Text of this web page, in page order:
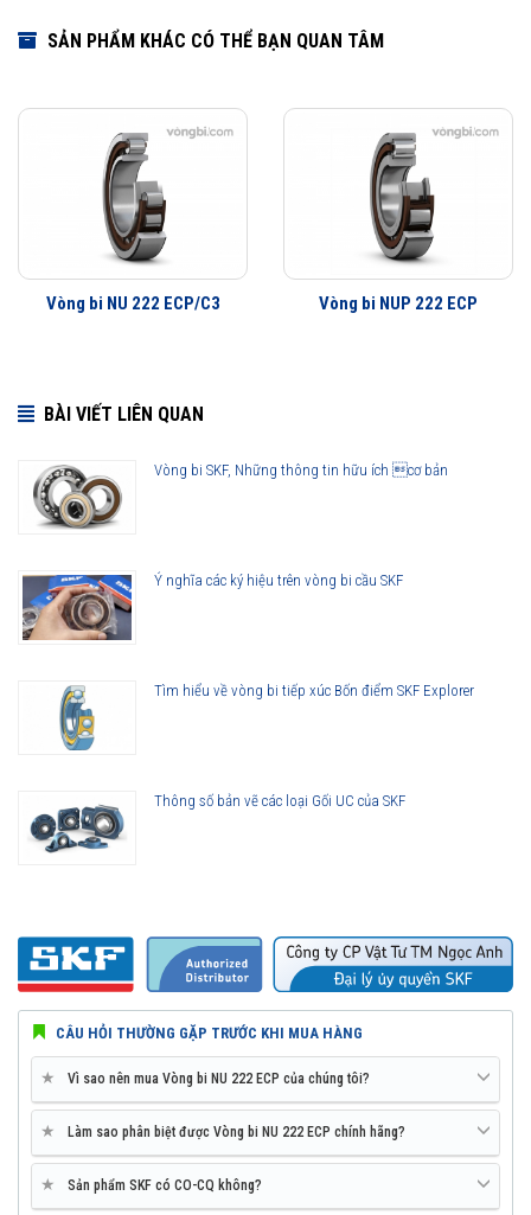
SẢN PHẨM KHÁC CÓ THỂ BẠN QUAN TÂM
Vòng bi NU 222 ECP/C3 Vòng bi NUP 222 ECP
BÀI VIẾT LIÊN QUAN
Vòng bi SKF, Những thông tin hữu ích cơ bản
Ý nghĩa các ký hiệu trên vòng bi cầu SKF
Tìm hiểu về vòng bi tiếp xúc Bốn điểm SKF Explorer
Thông số bản vẽ các loại Gối UC của SKF
CÂU HỎI THƯỜNG GẶP TRƯỚC KHI MUA HÀNG
★ Vì sao nên mua Vòng bi NU 222 ECP của chúng tôi?
★ Làm sao phân biệt được Vòng bi NU 222 ECP chính hãng?
★ Sản phẩm SKF có CO-CQ không?